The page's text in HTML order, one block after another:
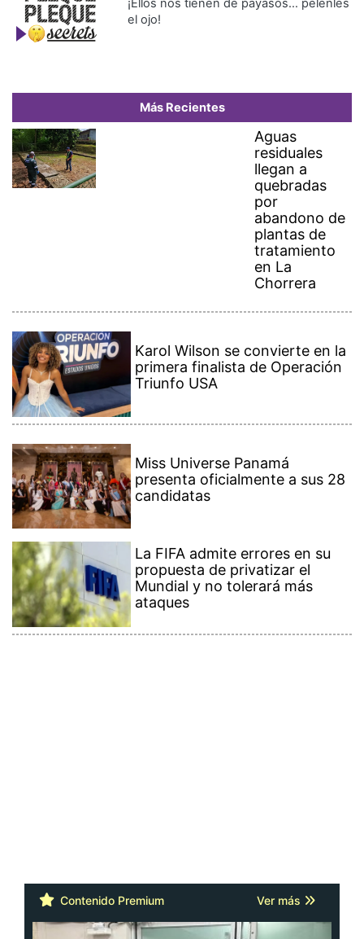
¡Ellos nos tienen de payasos… pélenles
el ojo!
Más Recientes
Aguas
residuales
llegan a
quebradas
por
abandono de
plantas de
tratamiento
en La
Chorrera
Karol Wilson se convierte en la
primera finalista de Operación
Triunfo USA
Miss Universe Panamá
presenta oficialmente a sus 28
candidatas
La FIFA admite errores en su
propuesta de privatizar el
Mundial y no tolerará más
ataques
Contenido Premium Ver más